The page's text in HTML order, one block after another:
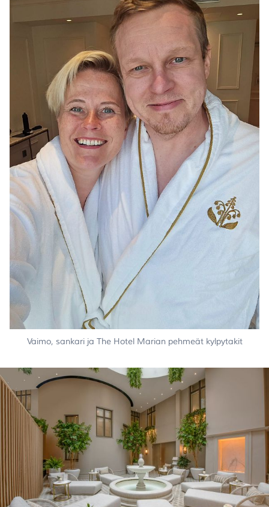
Vaimo, sankari ja The Hotel Marian pehmeät kylpytakit